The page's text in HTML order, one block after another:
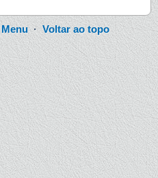
Menu· Voltar ao topo